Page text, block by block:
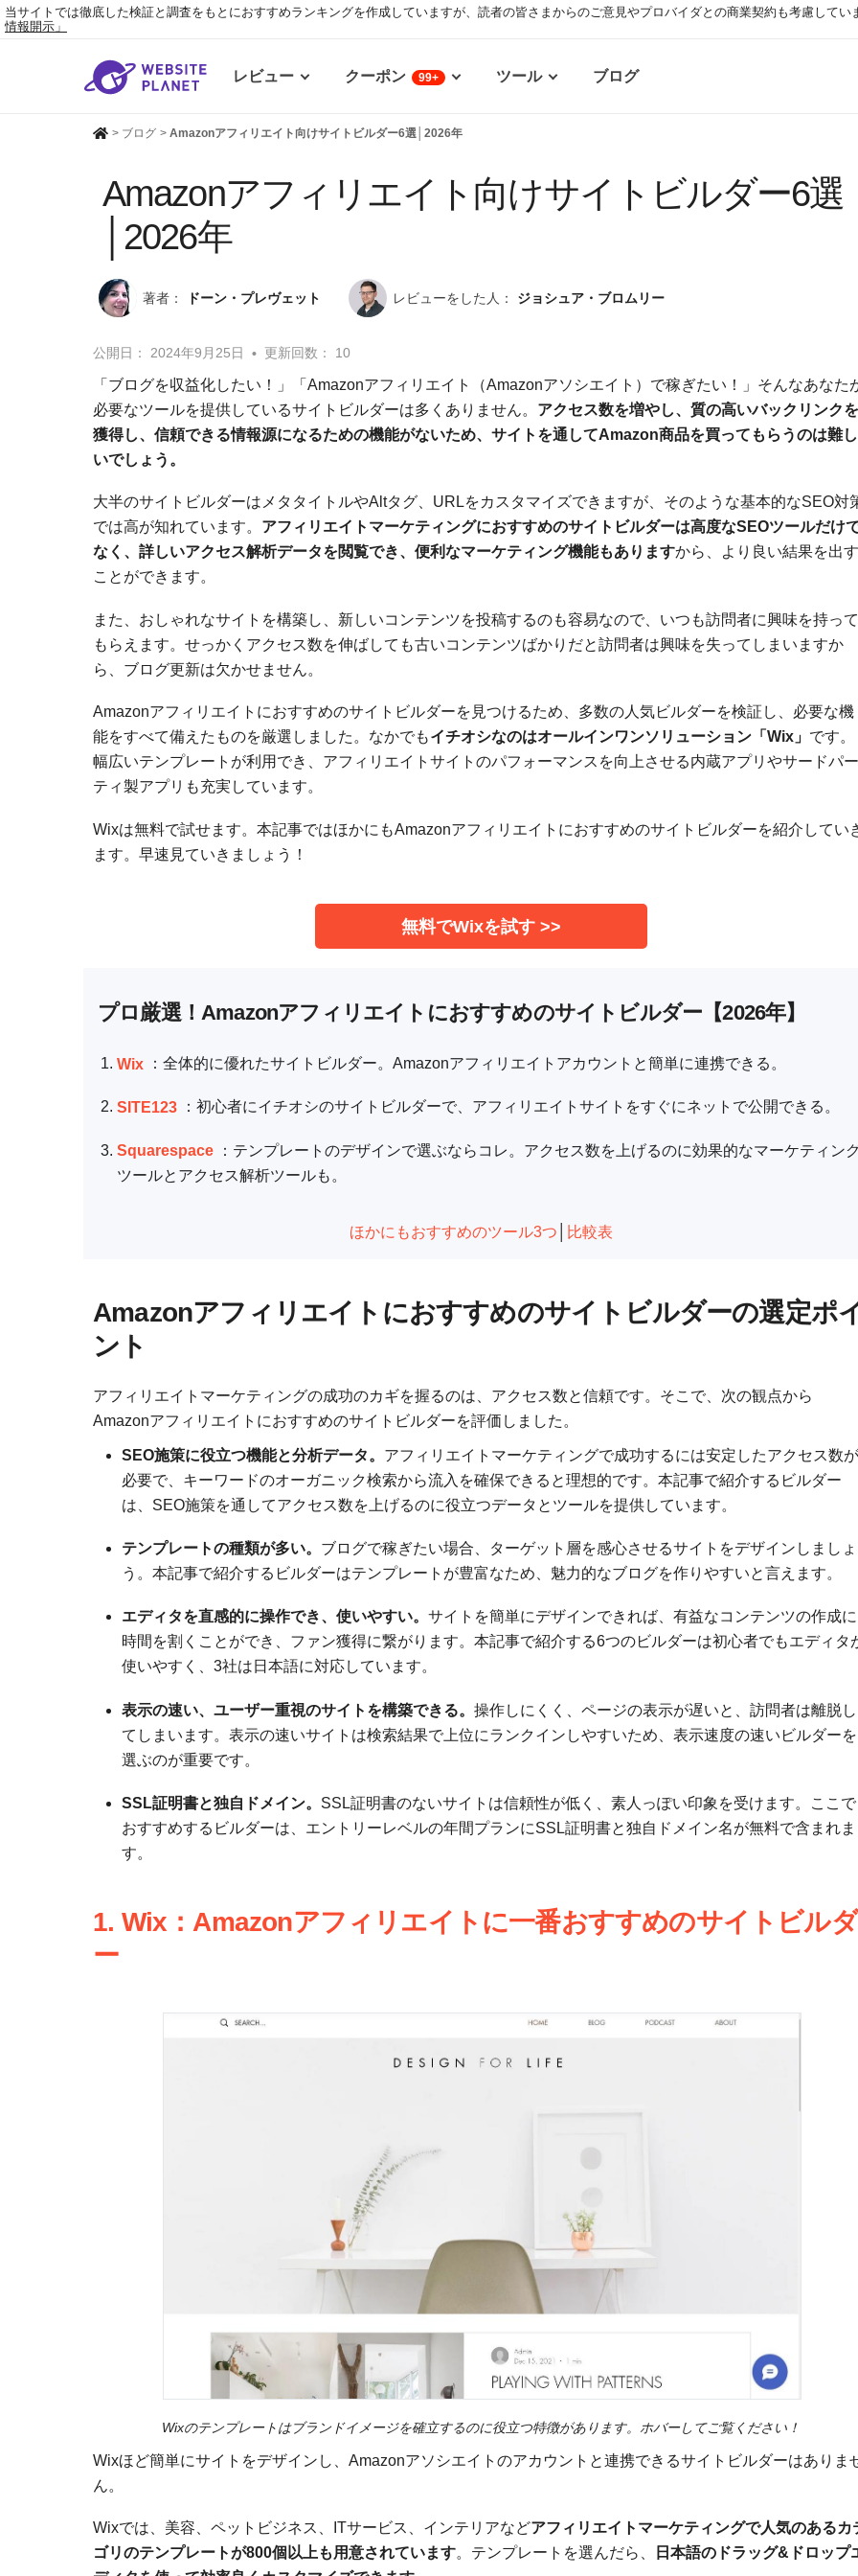
当サイトでは徹底した検証と調査をもとにおすすめランキングを作成していますが、読者の皆さまからのご意見やプロバイダとの商業契約も考慮してい
情報開示」
レビュー クーポン 99+ ツール ブログ
> ブログ > Amazonアフィリエイト向けサイトビルダー6選│2026年
Amazonアフィリエイト向けサイトビルダー6選
│2026年
著者： ドーン・プレヴェット レビューをした人： ジョシュア・ブロムリー
公開日： 2024年9月25日 更新回数： 10
「ブログを収益化したい！」「Amazonアフィリエイト（Amazonアソシエイト）で稼ぎたい！」そんなあなた
必要なツールを提供しているサイトビルダーは多くありません。 アクセス数を増やし、質の高いバックリンクを
獲得し、信頼できる情報源になるための機能がないため、サイトを通してAmazon商品を買ってもらうのは難し
いでしょう。
大半のサイトビルダーはメタタイトルやAltタグ、URLをカスタマイズできますが、そのような基本的なSEO対
では高が知れています。 アフィリエイトマーケティングにおすすめのサイトビルダーは高度なSEOツールだけ
なく、詳しいアクセス解析データを閲覧でき、便利なマーケティング機能もありますから、より良い結果を出す
ことができます。
また、おしゃれなサイトを構築し、新しいコンテンツを投稿するのも容易なので、いつも訪問者に興味を持って
もらえます。せっかくアクセス数を伸ばしても古いコンテンツばかりだと訪問者は興味を失ってしまいますか
ら、ブログ更新は欠かせません。
Amazonアフィリエイトにおすすめのサイトビルダーを見つけるため、多数の人気ビルダーを検証し、必要な機
能をすべて備えたものを厳選しました。なかでもイチオシなのはオールインワンソリューション「Wix」 です。
幅広いテンプレートが利用でき、アフィリエイトサイトのパフォーマンスを向上させる内蔵アプリやサードパー
ティ製アプリも充実しています。
Wixは無料で試せます。本記事ではほかにもAmazonアフィリエイトにおすすめのサイトビルダーを紹介してい
ます。早速見ていきましょう！
無料でWixを試す >>
プロ厳選！Amazonアフィリエイトにおすすめのサイトビルダー【2026年】
Wix ：全体的に優れたサイトビルダー。Amazonアフィリエイトアカウントと簡単に連携できる。
SITE123 ：初心者にイチオシのサイトビルダーで、アフィリエイトサイトをすぐにネットで公開できる。
Squarespace
：テンプレートのデザインで選ぶならコレ。アクセス数を上げるのに効果的なマーケティン
ツールとアクセス解析ツールも。
ほかにもおすすめのツール3つ 比較表
Amazonアフィリエイトにおすすめのサイトビルダーの選定ポ
ント
アフィリエイトマーケティングの成功のカギを握るのは、アクセス数と信頼です。そこで、次の観点から
Amazonアフィリエイトにおすすめのサイトビルダーを評価しました。
SEO施策に役立つ機能と分析データ。 アフィリエイトマーケティングで成功するには安定したアクセス数が
必要で、キーワードのオーガニック検索から流入を確保できると理想的です。本記事で紹介するビルダー
は、SEO施策を通してアクセス数を上げるのに役立つデータとツールを提供しています。
テンプレートの種類が多い。 ブログで稼ぎたい場合、ターゲット層を感心させるサイトをデザインしましょ
う。本記事で紹介するビルダーはテンプレートが豊富なため、魅力的なブログを作りやすいと言えます。
エディタを直感的に操作でき、使いやすい。 サイトを簡単にデザインできれば、有益なコンテンツの作成に
時間を割くことができ、ファン獲得に繋がります。本記事で紹介する6つのビルダーは初心者でもエディタ
使いやすく、3社は日本語に対応しています。
表示の速い、ユーザー重視のサイトを構築できる。 操作しにくく、ページの表示が遅いと、訪問者は離脱し
てしまいます。表示の速いサイトは検索結果で上位にランクインしやすいため、表示速度の速いビルダーを
選ぶのが重要です。
SSL証明書と独自ドメイン。 SSL証明書のないサイトは信頼性が低く、素人っぽい印象を受けます。ここで
おすすめするビルダーは、エントリーレベルの年間プランにSSL証明書と独自ドメイン名が無料で含まれま
す。
1. Wix：Amazonアフィリエイトに一番おすすめのサイトビルダ
ー
Wixのテンプレートはブランドイメージを確立するのに役立つ特徴があります。ホバーしてご覧ください！
Wixほど簡単にサイトをデザインし、Amazonアソシエイトのアカウントと連携できるサイトビルダーはありま
ん。
Wixでは、美容、ペットビジネス、ITサービス、インテリアなどアフィリエイトマーケティングで人気のあるカ
ゴリのテンプレートが800個以上も用意されています。テンプレートを選んだら、
日本語のドラッグ&ドロップ